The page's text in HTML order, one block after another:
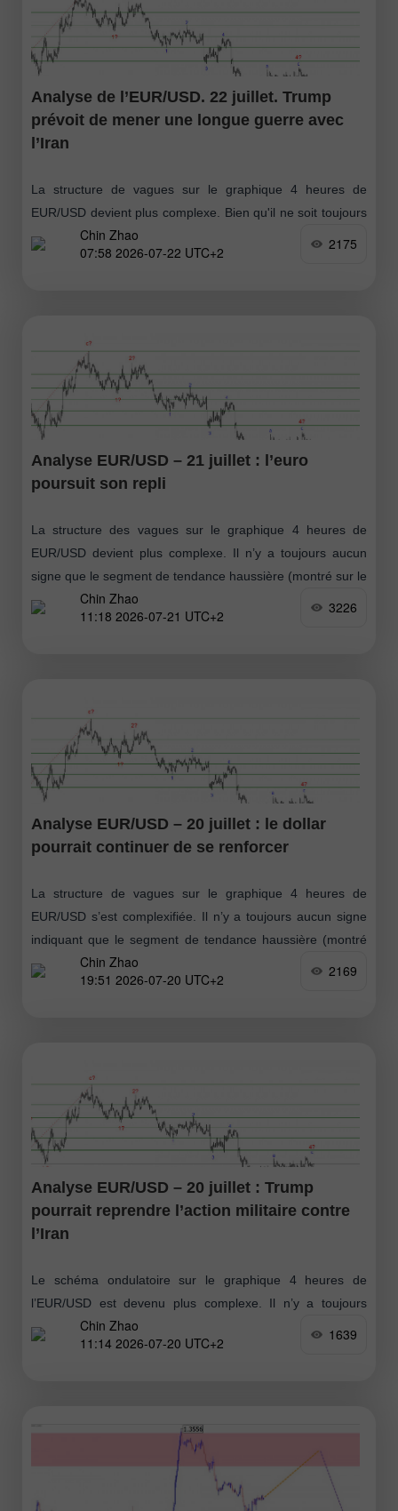
Analyse de l’EUR/USD. 22 juillet. Trump
prévoit de mener une longue guerre avec
l’Iran
La structure de vagues sur le graphique 4 heures de
EUR/USD devient plus complexe. Bien qu'il ne soit toujours
pas question d’annuler le segment haussier de la tendance
(voir l’illustration
Chin Zhao
07:58 2026-07-22 UTC+2
2175
Analyse EUR/USD – 21 juillet : l’euro
poursuit son repli
La structure des vagues sur le graphique 4 heures de
EUR/USD devient plus complexe. Il n’y a toujours aucun
signe que le segment de tendance haussière (montré sur le
graphiqueChin Zhao
11:18 2026-07-21 UTC+2
3226
Analyse EUR/USD – 20 juillet : le dollar
pourrait continuer de se renforcer
La structure de vagues sur le graphique 4 heures de
EUR/USD s’est complexifiée. Il n’y a toujours aucun signe
indiquant que le segment de tendance haussière (montré
sur le graphique
Chin Zhao
19:51 2026-07-20 UTC+2
2169
Analyse EUR/USD – 20 juillet : Trump
pourrait reprendre l’action militaire contre
l’Iran
Le schéma ondulatoire sur le graphique 4 heures de
l’EUR/USD est devenu plus complexe. Il n’y a toujours
aucun signe indiquant que le segment haussier (visible sur
le graphique inférieur)
Chin Zhao
11:14 2026-07-20 UTC+2
1639